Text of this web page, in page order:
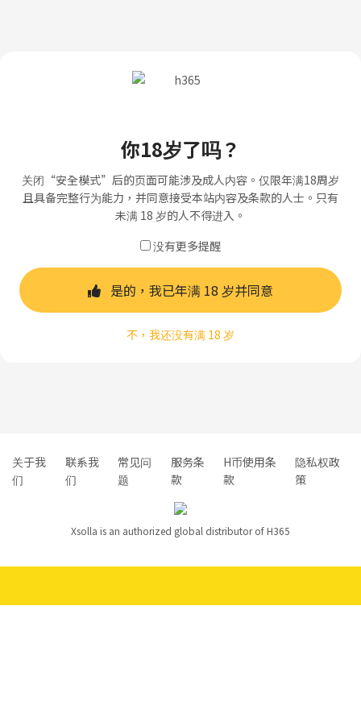
你18岁了吗？
关闭“安全模式”后的页面可能涉及成人内容。仅限年满18周岁
且具备完整行为能力，并同意接受本站内容及条款的人士。只有
未满 18 岁的人不得进入。
没有更多提醒
是的，我已年满 18 岁并同意
不，我还没有满 18 岁
关于我
们
联系我
们
常见问
题
服务条
款
H币使用条
款
隐私权政
策
Xsolla is an authorized global distributor of H365